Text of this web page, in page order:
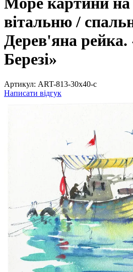
вітальню /
Дерев'яна рейка.
Березі»
Артикул: ART-813-30x40-c
Написати відгук